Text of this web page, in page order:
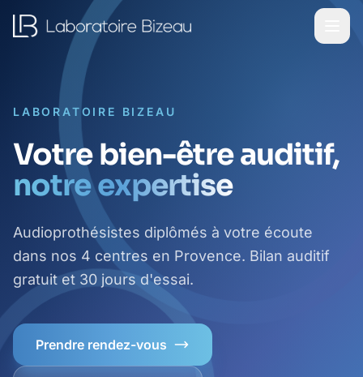
LABORATOIRE BIZEAU
Votre bien-être auditif,
notre expertise
Audioprothésistes diplômés à votre écoute
dans nos 4 centres en Provence. Bilan auditif
gratuit et 30 jours d'essai.
Prendre rendez-vous